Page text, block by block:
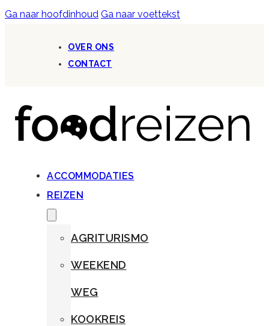
Ga naar hoofdinhoud Ga naar voettekst
OVER ONS
CONTACT
ACCOMMODATIES
REIZEN
AGRITURISMO
WEEKEND
WEG
KOOKREIS